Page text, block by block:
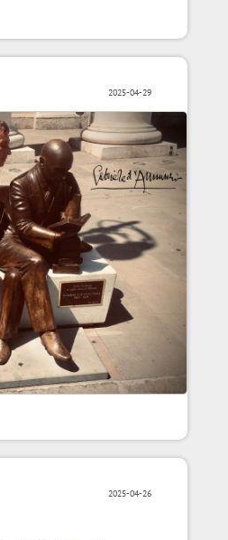
2025-04-29
2025-04-26